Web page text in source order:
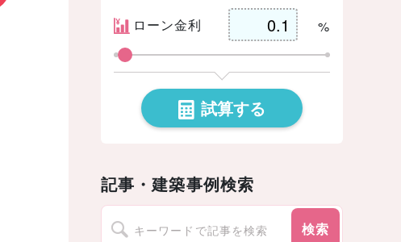
ローン金利 %
試算する
記事・建築事例検索
検索